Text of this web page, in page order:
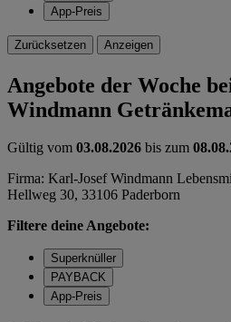
App-Preis
Zurücksetzen Anzeigen
Angebote der Woche
Windmann
Gültig vom 03.08.2026 bis zum
Firma: Karl-Josef Windmann
Hellweg 30, 33106 Paderborn
Filtere deine Angebote:
Superknüller
PAYBACK
App-Preis